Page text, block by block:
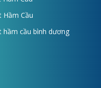
Hầm Cầu
hầm cầu bình dương